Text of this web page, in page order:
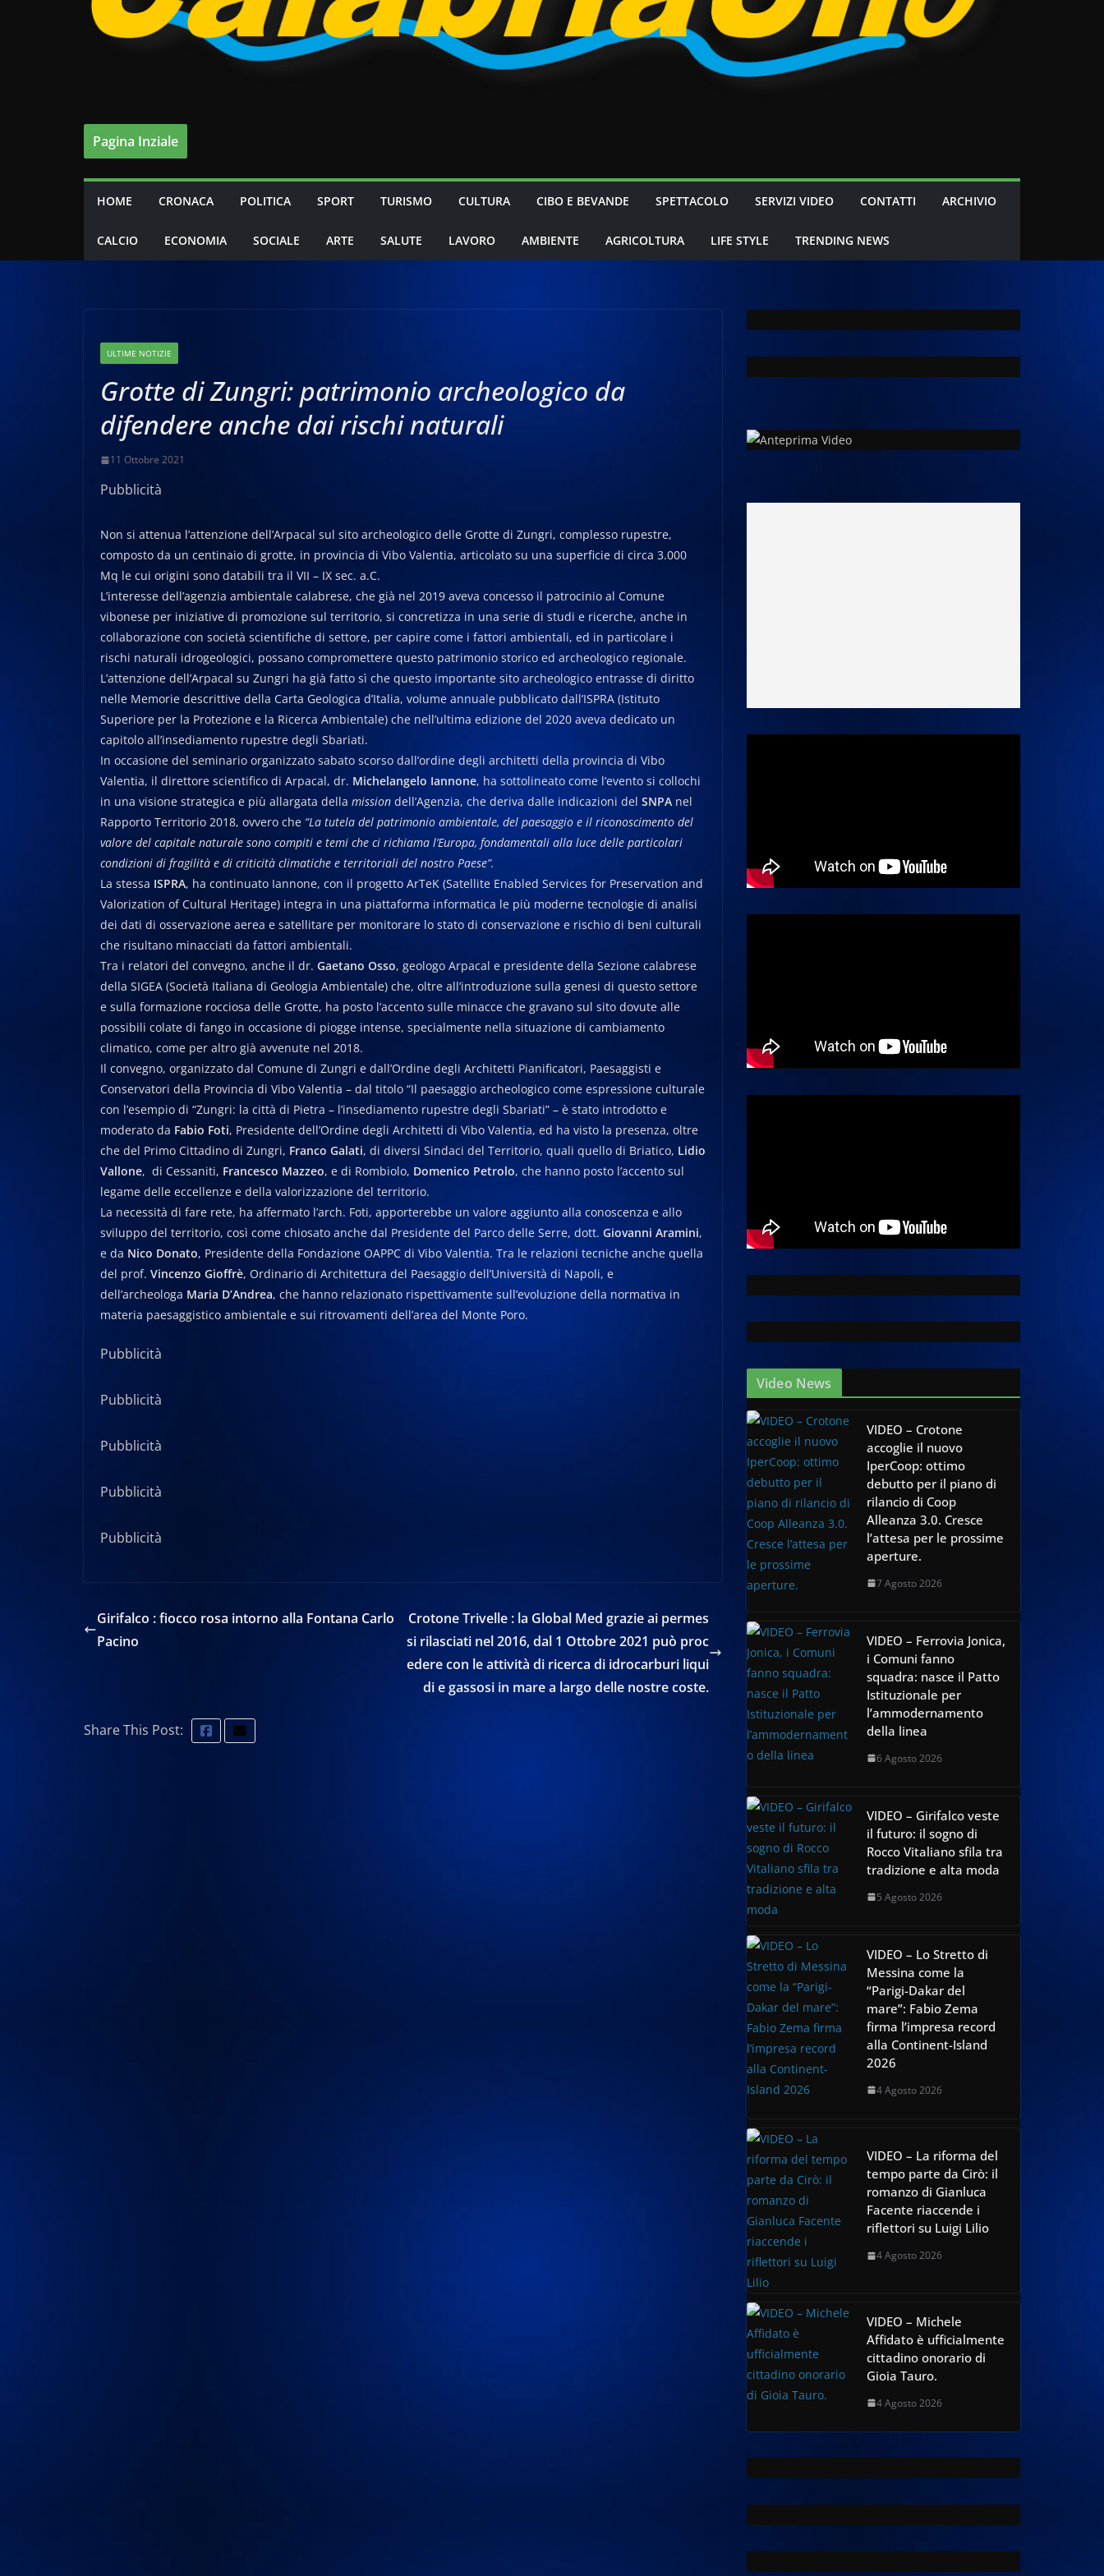
Pagina Inziale
HOME CRONACA POLITICA SPORT TURISMO CULTURA CIBO E BEVANDE SPETTACOLO SERVIZI VIDEO CONTATTI ARCHIVIO
CALCIO ECONOMIA SOCIALE ARTE SALUTE LAVORO AMBIENTE AGRICOLTURA LIFE STYLE TRENDING NEWS
ULTIME NOTIZIE
Grotte di Zungri: patrimonio archeologico da
difendere anche dai rischi naturali
11 Ottobre 2021
Pubblicità
Non si attenua l’attenzione dell’Arpacal sul sito archeologico delle Grotte di Zungri, complesso rupestre,
composto da un centinaio di grotte, in provincia di Vibo Valentia, articolato su una superficie di circa 3.000
Mq le cui origini sono databili tra il VII – IX sec. a.C.
L’interesse dell’agenzia ambientale calabrese, che già nel 2019 aveva concesso il patrocinio al Comune
vibonese per iniziative di promozione sul territorio, si concretizza in una serie di studi e ricerche, anche in
collaborazione con società scientifiche di settore, per capire come i fattori ambientali, ed in particolare i
rischi naturali idrogeologici, possano compromettere questo patrimonio storico ed archeologico regionale.
L’attenzione dell’Arpacal su Zungri ha già fatto sì che questo importante sito archeologico entrasse di diritto
nelle Memorie descrittive della Carta Geologica d’Italia, volume annuale pubblicato dall’ISPRA (Istituto
Superiore per la Protezione e la Ricerca Ambientale) che nell’ultima edizione del 2020 aveva dedicato un
capitolo all’insediamento rupestre degli Sbariati.
In occasione del seminario organizzato sabato scorso dall’ordine degli architetti della provincia di Vibo
Valentia, il direttore scientifico di Arpacal, dr. Michelangelo Iannone, ha sottolineato come l’evento si collochi
in una visione strategica e più allargata della mission dell’Agenzia, che deriva dalle indicazioni del SNPA nel
Rapporto Territorio 2018, ovvero che “La tutela del patrimonio ambientale, del paesaggio e il riconoscimento del
valore del capitale naturale sono compiti e temi che ci richiama l’Europa, fondamentali alla luce delle particolari
condizioni di fragilità e di criticità climatiche e territoriali del nostro Paese”.
La stessa ISPRA, ha continuato Iannone, con il progetto ArTeK (Satellite Enabled Services for Preservation and
Valorization of Cultural Heritage) integra in una piattaforma informatica le più moderne tecnologie di analisi
dei dati di osservazione aerea e satellitare per monitorare lo stato di conservazione e rischio di beni culturali
che risultano minacciati da fattori ambientali.
Tra i relatori del convegno, anche il dr. Gaetano Osso, geologo Arpacal e presidente della Sezione calabrese
della SIGEA (Società Italiana di Geologia Ambientale) che, oltre all’introduzione sulla genesi di questo settore
e sulla formazione rocciosa delle Grotte, ha posto l’accento sulle minacce che gravano sul sito dovute alle
possibili colate di fango in occasione di piogge intense, specialmente nella situazione di cambiamento
climatico, come per altro già avvenute nel 2018.
Il convegno, organizzato dal Comune di Zungri e dall’Ordine degli Architetti Pianificatori, Paesaggisti e
Conservatori della Provincia di Vibo Valentia – dal titolo “Il paesaggio archeologico come espressione culturale
con l’esempio di “Zungri: la città di Pietra – l’insediamento rupestre degli Sbariati” – è stato introdotto e
moderato da Fabio Foti, Presidente dell’Ordine degli Architetti di Vibo Valentia, ed ha visto la presenza, oltre
che del Primo Cittadino di Zungri, Franco Galati, di diversi Sindaci del Territorio, quali quello di Briatico, Lidio
Vallone, di Cessaniti, Francesco Mazzeo, e di Rombiolo, Domenico Petrolo, che hanno posto l’accento sul
legame delle eccellenze e della valorizzazione del territorio.
La necessità di fare rete, ha affermato l’arch. Foti, apporterebbe un valore aggiunto alla conoscenza e allo
sviluppo del territorio, così come chiosato anche dal Presidente del Parco delle Serre, dott. Giovanni Aramini,
e da Nico Donato, Presidente della Fondazione OAPPC di Vibo Valentia. Tra le relazioni tecniche anche quella
del prof. Vincenzo Gioffrè, Ordinario di Architettura del Paesaggio dell’Università di Napoli, e
dell’archeologa Maria D’Andrea, che hanno relazionato rispettivamente sull’evoluzione della normativa in
materia paesaggistico ambientale e sui ritrovamenti dell’area del Monte Poro.
Pubblicità
Pubblicità
Pubblicità
Pubblicità
Pubblicità
Girifalco : fiocco rosa intorno alla Fontana Carlo
Pacino
Crotone Trivelle : la Global Med grazie ai permes
si rilasciati nel 2016, dal 1 Ottobre 2021 può proc
edere con le attività di ricerca di idrocarburi liqui
di e gassosi in mare a largo delle nostre coste.
Share This Post:
Video News
VIDEO – Crotone
accoglie il nuovo
IperCoop: ottimo
debutto per il piano di
rilancio di Coop
Alleanza 3.0. Cresce
l’attesa per le prossime
aperture.
7 Agosto 2026
VIDEO – Ferrovia Jonica,
i Comuni fanno
squadra: nasce il Patto
Istituzionale per
l’ammodernamento
della linea
6 Agosto 2026
VIDEO – Girifalco veste
il futuro: il sogno di
Rocco Vitaliano sfila tra
tradizione e alta moda
5 Agosto 2026
VIDEO – Lo Stretto di
Messina come la
“Parigi-Dakar del
mare”: Fabio Zema
firma l’impresa record
alla Continent-Island
2026
4 Agosto 2026
VIDEO – La riforma del
tempo parte da Cirò: il
romanzo di Gianluca
Facente riaccende i
riflettori su Luigi Lilio
4 Agosto 2026
VIDEO – Michele
Affidato è ufficialmente
cittadino onorario di
Gioia Tauro.
4 Agosto 2026